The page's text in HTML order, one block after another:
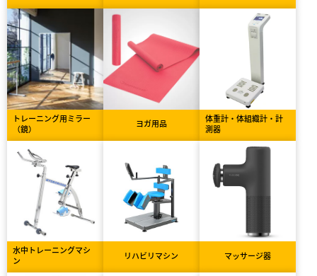
トレーニング用ミラー
（鏡）
ヨガ用品
体重計・体組織計・計
測器
水中トレーニングマシ
ン
リハビリマシン マッサージ器